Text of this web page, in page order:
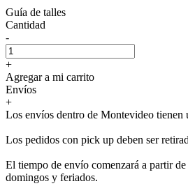
Guía de talles
Cantidad
-
+
Agregar a mi carrito
Envíos
+
Los envíos dentro de Montevideo tienen
Los pedidos con pick up deben ser
El tiempo de envío comenzará a partir
domingos y feriados.